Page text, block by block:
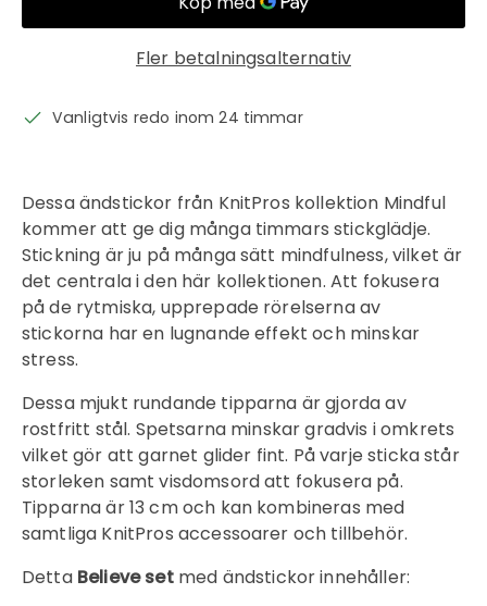
Fler betalningsalternativ
Vanligtvis redo inom 24 timmar
Dessa ändstickor från KnitPros kollektion Mindful
kommer att ge dig många timmars stickglädje.
Stickning är ju på många sätt mindfulness, vilket är
det centrala i den här kollektionen. Att fokusera
på de rytmiska, upprepade rörelserna av
stickorna har en lugnande effekt och minskar
stress.
Dessa mjukt rundande tipparna är gjorda av
rostfritt stål. Spetsarna minskar gradvis i omkrets
vilket gör att garnet glider fint. På varje sticka står
storleken samt visdomsord att fokusera på.
Tipparna är 13 cm och kan kombineras med
samtliga KnitPros accessoarer och tillbehör.
Detta Believe setmed ändstickor innehåller:
Inloggning krävs
Logga in på ditt konto för att lägga till
produkter i din önskelista och se dina
tidigare sparade artiklar.
Inloggning